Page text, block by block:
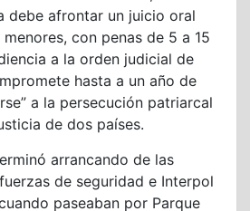
debe afrontar un juicio oral
con penas de 5 a 15
a la orden judicial de
hasta a un año de
a la persecución patriarcal
de dos países.
arrancando de las
de seguridad e Interpol
paseaban por Parque